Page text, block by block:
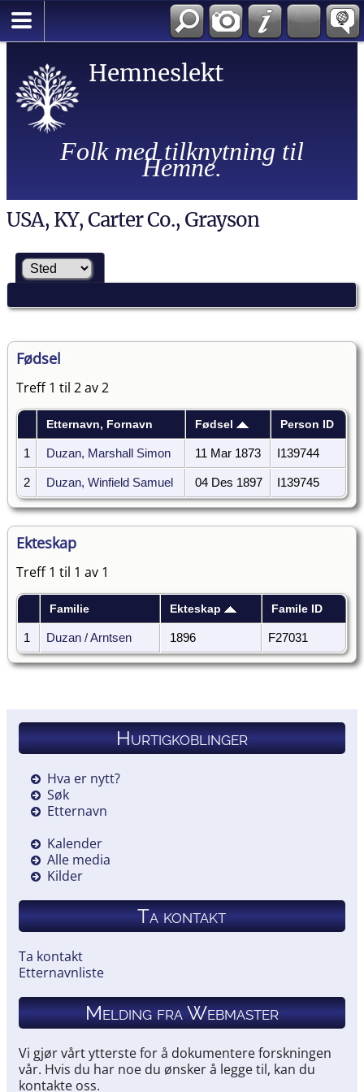
Hemneslekt
Folk med tilknytning til
Hemne.
USA, KY, Carter Co., Grayson
Fødsel
Treff 1 til 2 av 2
Etternavn, Fornavn Fødsel Person ID
1 Duzan, Marshall Simon 11 Mar 1873 I139744
2 Duzan, Winfield Samuel 04 Des 1897 I139745
Ekteskap
Treff 1 til 1 av 1
Familie Ekteskap Famile ID
1 Duzan / Arntsen 1896 F27031
Hurtigkoblinger
Hva er nytt?
Søk
Etternavn
Kalender
Alle media
Kilder
Ta kontakt
Ta kontakt
Etternavnliste
Melding fra Webmaster
Vi gjør vårt ytterste for å dokumentere forskningen
vår. Hvis du har noe du ønsker å legge til, kan du
kontakte oss.